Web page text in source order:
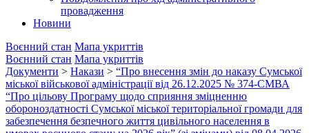
провадження
Новини
Воєнний стан Мапа укриттів
Воєнний стан Мапа укриттів
Документи > Накази > “Про внесення змін до наказу Сумської
міської військової адміністрації від 26.12.2025 № 374-СМВА
“Про цільову Програму щодо сприяння зміцненню
обороноздатності Сумської міської територіальної громади для
забезпечення безпечного життя цивільного населення в